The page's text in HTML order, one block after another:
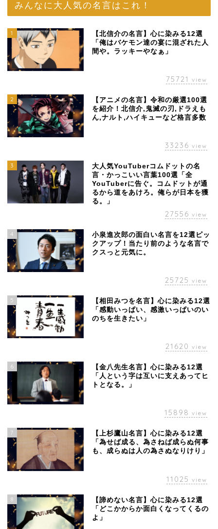
みんなに大人気の名言はこれ！
1
【北信介の名言】心に染みる12選
「俺はバケモン達の宴に混ざれた人
間や。ラッキーやなぁ」
75721 view
2
【アニメの名言】令和の厳選100選
を紹介！北信介,鬼滅の刃,ドラえも
ん,ナルト,ハイキューなど格言多数
33236 view
3
大人気YouTuberコムドットの名
言・かっこいい言葉100選「全
YouTuberに告ぐ。コムドットが通
るから道をあけろ。俺らが日本を獲
る。」
27556 view
4
小泉進次郎の面白い名言を12選ピッ
クアップ！当たり前のような名言で
クスっと元気に。
25725 view
5
【相田みつを名言】心に染みる12選
「感動いっぱい、感激いっぱいのい
のちを生きたい」
21620 view
6
【金八先生名言】心に染みる12選
「人という字は互いに支えあってヒ
トとなる。」
15898 view
7
【上杉鷹山名言】心に染みる12選
「為せば成る、為さねば成らぬ何事
も、成らぬは人の為さぬなりけり」
11025 view
8
【諦めない名言】心に染みる12選
「どこかからか面白くなってくるの
よ」